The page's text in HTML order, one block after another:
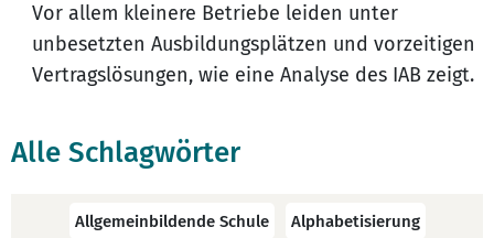
Vor allem kleinere Betriebe leiden unter
unbesetzten Ausbildungsplätzen und vorzeitigen
Vertragslösungen, wie eine Analyse des IAB zeigt.
Alle Schlagwörter
Allgemeinbildende Schule Alphabetisierung